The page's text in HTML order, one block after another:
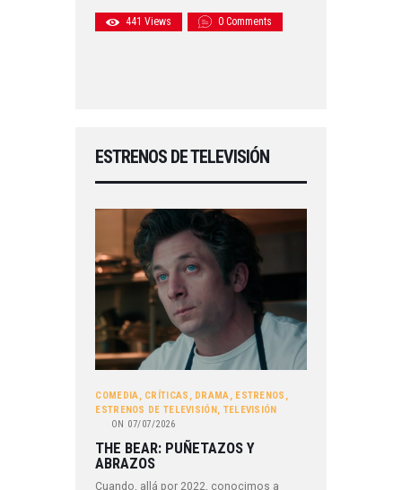
441 Views 0 Comments
ESTRENOS DE TELEVISIÓN
COMEDIA, CRÍTICAS , DRAMA, ESTRENOS ,
ESTRENOS DE TELEVISIÓN, TELEVISIÓN
ON 07/07/2026
THE BEAR: PUÑETAZOS Y
ABRAZOS
Cuando, allá por 2022, conocimos a